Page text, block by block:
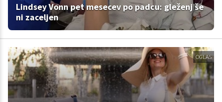
Lindsey Vonn pet mesecev po padcu: gleženj še
ni zaceljen
OGLAS